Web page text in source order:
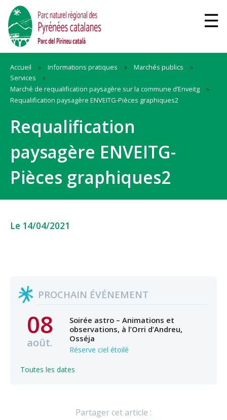
Accueil Informations pratiques
Marchés publics
Services
Marché de requalification paysagère sur la commune d’Enveitg
Requalification paysagère ENVEITG-Pièces graphiques2
Requalification
paysagère ENVEITG-
Pièces graphiques2
Le 14/04/2021
PROCHAIN ÉVÉNEMENT
08
août.
Soirée astro – Animations et
observations, à l’Orri d’Andreu,
Osséja
Réserve ciel étoilé
Toutes les dates
Partager cet article :